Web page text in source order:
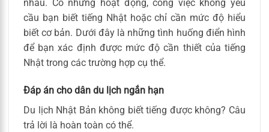
nhau. Có những hoạt động, công việc không yêu
cầu bạn biết tiếng Nhật hoặc chỉ cần mức độ hiểu
biết cơ bản. Dưới đây là những tình huống điển hình
để bạn xác định được mức độ cần thiết của tiếng
Nhật trong các trường hợp cụ thể.
Đáp án cho dân du lịch ngắn hạn
Du lịch Nhật Bản không biết tiếng được không? Câu
trả lời là hoàn toàn có thể.